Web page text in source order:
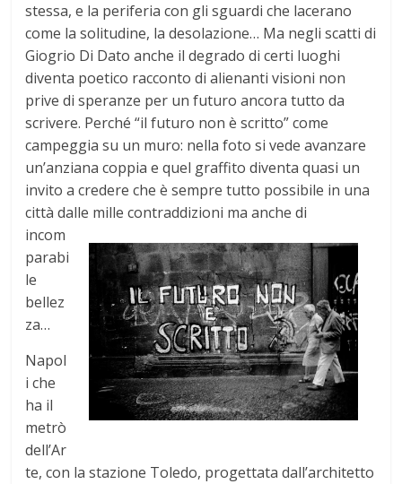
stessa, e la periferia con gli sguardi che lacerano
come la solitudine, la desolazione… Ma negli scatti di
Giogrio Di Dato anche il degrado di certi luoghi
diventa poetico racconto di alienanti visioni non
prive di speranze per un futuro ancora tutto da
scrivere. Perché “il futuro non è scritto” come
campeggia su un muro: nella foto si vede avanzare
un’anziana coppia e quel graffito diventa quasi un
invito a credere che è sempre tutto possibile in una
città dalle mille contraddizioni ma anche di
incom
parabi
le
bellez
za…
Napol
i che
ha il
metrò
dell’Ar
te, con la stazione Toledo, progettata dall’architetto